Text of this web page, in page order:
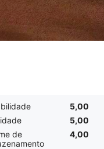
5,00
5,00
de
4,00